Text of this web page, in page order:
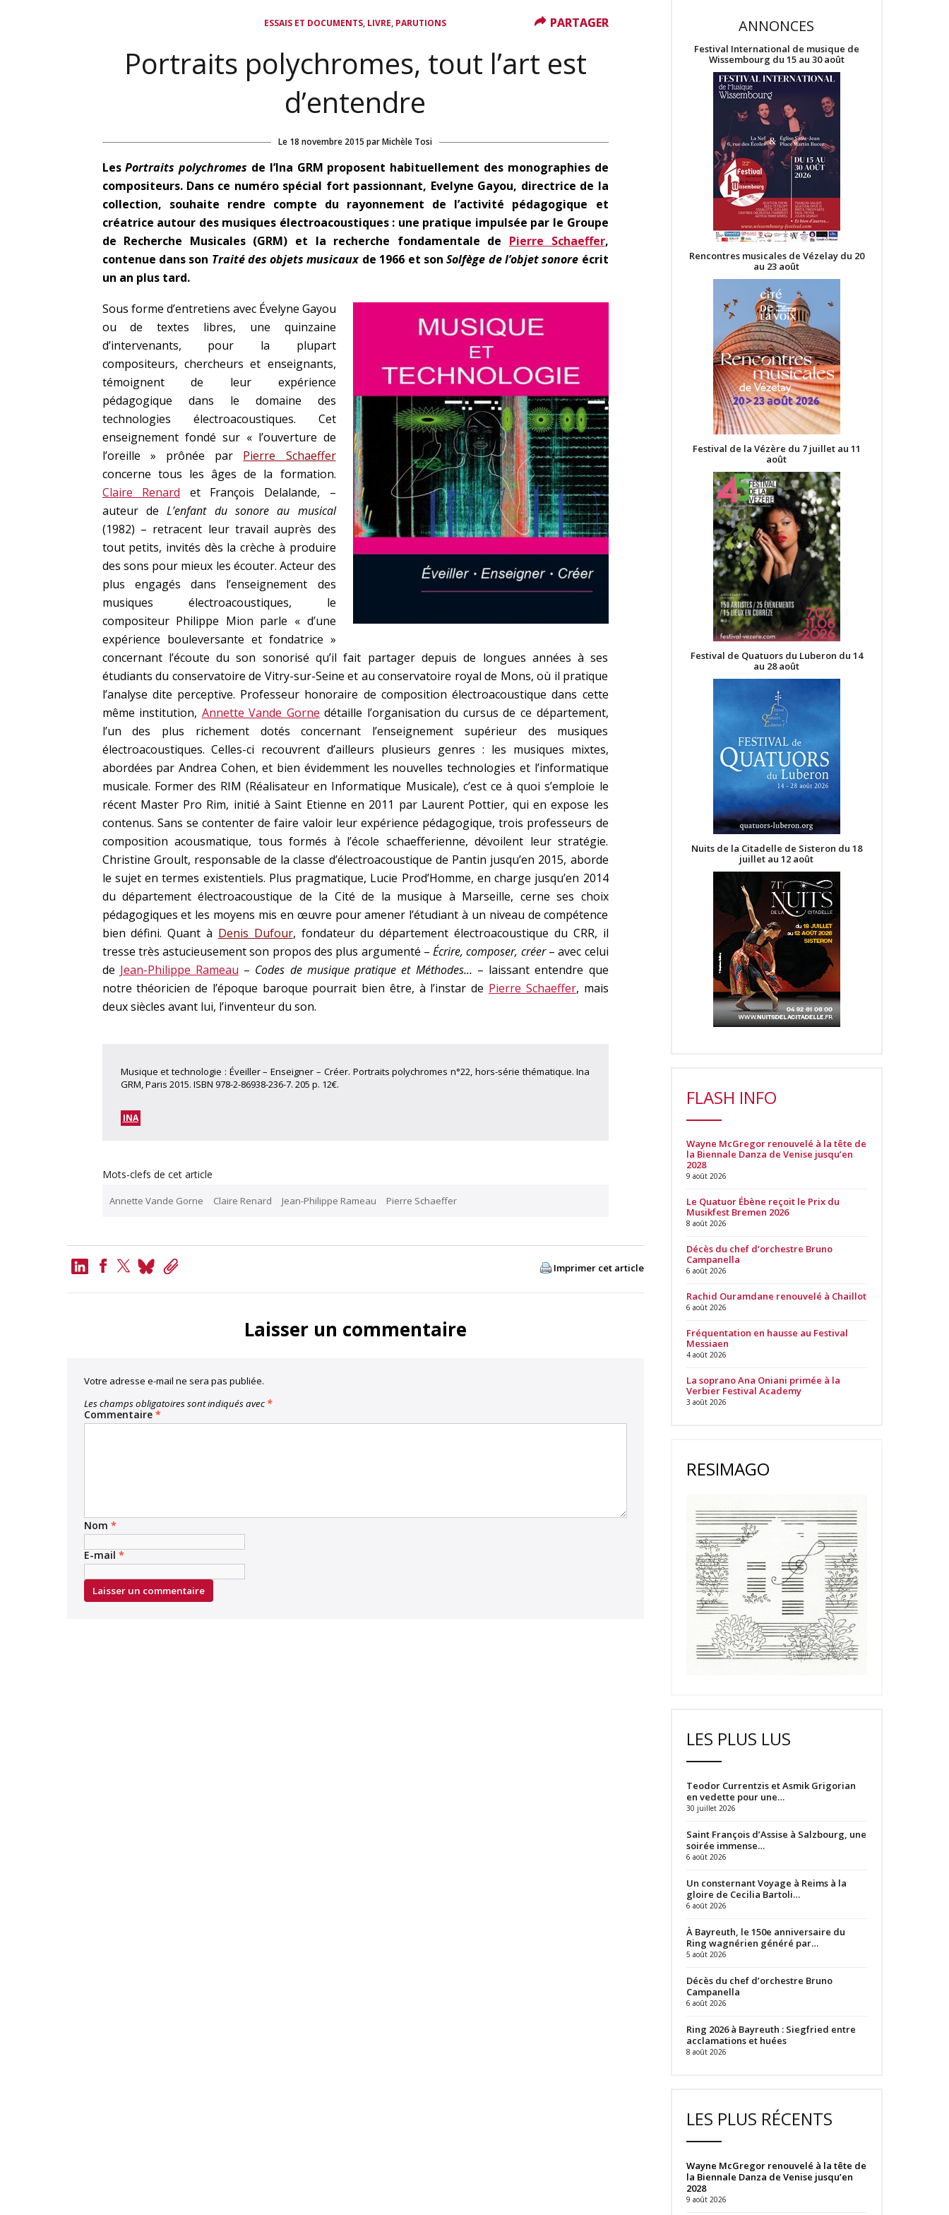
ESSAIS ET DOCUMENTS, LIVRE, PARUTIONS
Portraits polychromes, tout l’art est
d’entendre
Le 18 novembre 2015 parMichèle Tosi
LesPortraits polychromes de l’Ina GRM proposent habituellement des monographies de
compositeurs. Dans ce numéro spécial fort passionnant, Evelyne Gayou, directrice de la
collection, souhaite rendre compte du rayonnement de l’activité pédagogique et
créatrice autour des musiques électroacoustiques : une pratique impulsée par le Groupe
de Recherche Musicales (GRM) et la recherche fondamentale de Pierre Schaeffer,
contenue dans son Traité des objets musicaux de 1966 et son Solfège de l’objet sonore écrit
un an plus tard.
Sous forme d’entretiens avec Évelyne Gayou
ou de textes libres, une quinzaine
d’intervenants, pour la plupart
compositeurs, chercheurs et enseignants,
témoignent de leur expérience
pédagogique dans le domaine des
technologies électroacoustiques. Cet
enseignement fondé sur « l’ouverture de
l’oreille » prônée par Pierre Schaeffer
concerne tous les âges de la formation.
Claire Renard et François Delalande, –
auteur de L’enfant du sonore au musical
(1982) – retracent leur travail auprès des
tout petits, invités dès la crèche à produire
des sons pour mieux les écouter. Acteur des
plus engagés dans l’enseignement des
musiques électroacoustiques, le
compositeur Philippe Mion parle « d’une
expérience bouleversante et fondatrice »
concernant l’écoute du son sonorisé qu’il fait partager depuis de longues années à ses
étudiants du conservatoire de Vitry-sur-Seine et au conservatoire royal de Mons, où il pratique
l’analyse dite perceptive. Professeur honoraire de composition électroacoustique dans cette
même institution, Annette Vande Gorne détaille l’organisation du cursus de ce département,
l’un des plus richement dotés concernant l’enseignement supérieur des musiques
électroacoustiques. Celles-ci recouvrent d’ailleurs plusieurs genres : les musiques mixtes,
abordées par Andrea Cohen, et bien évidemment les nouvelles technologies et l’informatique
musicale. Former des RIM (Réalisateur en Informatique Musicale), c’est ce à quoi s’emploie le
récent Master Pro Rim, initié à Saint Etienne en 2011 par Laurent Pottier, qui en expose les
contenus. Sans se contenter de faire valoir leur expérience pédagogique, trois professeurs de
composition acousmatique, tous formés à l’école schaefferienne, dévoilent leur stratégie.
Christine Groult, responsable de la classe d’électroacoustique de Pantin jusqu’en 2015, aborde
le sujet en termes existentiels. Plus pragmatique, Lucie Prod’Homme, en charge jusqu’en 2014
du département électroacoustique de la Cité de la musique à Marseille, cerne ses choix
pédagogiques et les moyens mis en œuvre pour amener l’étudiant à un niveau de compétence
bien défini. Quant à Denis Dufour, fondateur du département électroacoustique du CRR, il
tresse très astucieusement son propos des plus argumenté –Écrire, composer, créer– avec celui
de Jean-Philippe Rameau – Codes de musique pratique et Méthodes… – laissant entendre que
notre théoricien de l’époque baroque pourrait bien être, à l’instar de Pierre Schaeffer, mais
deux siècles avant lui, l’inventeur du son.
PARTAGER
Musique et technologie : Éveiller – Enseigner – Créer. Portraits polychromes n°22, hors-série thématique. Ina
GRM, Paris 2015. ISBN 978-2-86938-236-7. 205 p. 12€.
PARTAGER
INA
Mots-clefs de cet article
Annette Vande Gorne Claire Renard Jean-Philippe Rameau Pierre Schaeffer
LinkedIn
BlueskyCopy
Imprimer cet article
Laisser un commentaire
Votre adresse e-mail ne sera pas publiée.
Les champs obligatoires sont indiqués avec *
Commentaire *
Nom *
E-mail *
ANNONCES
Festival International de musique de
Wissembourg du 15 au 30 août
Rencontres musicales de Vézelay du 20
au 23 août
Festival de la Vézère du 7 juillet au 11
août
Festival de Quatuors du Luberon du 14
au 28 août
Nuits de la Citadelle de Sisteron du 18
juillet au 12 août
FLASH INFO
Wayne McGregor renouvelé à la tête de
la Biennale Danza de Venise jusqu’en
2028
9 août 2026
Le Quatuor Ébène reçoit le Prix du
Musikfest Bremen 2026
8 août 2026
Décès du chef d’orchestre Bruno
Campanella
6 août 2026
Rachid Ouramdane renouvelé à Chaillot
6 août 2026
Fréquentation en hausse au Festival
Messiaen
4 août 2026
La soprano Ana Oniani primée à la
Verbier Festival Academy
3 août 2026
RESIMAGO
LES PLUS LUS
Teodor Currentzis et Asmik Grigorian
en vedette pour une…
30 juillet 2026
Saint François d’Assise à Salzbourg, une
soirée immense…
6 août 2026
Un consternant Voyage à Reims à la
gloire de Cecilia Bartoli…
6 août 2026
À Bayreuth, le 150e anniversaire du
Ring wagnérien généré par…
5 août 2026
Décès du chef d’orchestre Bruno
Campanella
6 août 2026
Ring 2026 à Bayreuth : Siegfried entre
acclamations et huées
8 août 2026
LES PLUS RÉCENTS
Wayne McGregor renouvelé à la tête de
la Biennale Danza de Venise jusqu’en
2028
9 août 2026